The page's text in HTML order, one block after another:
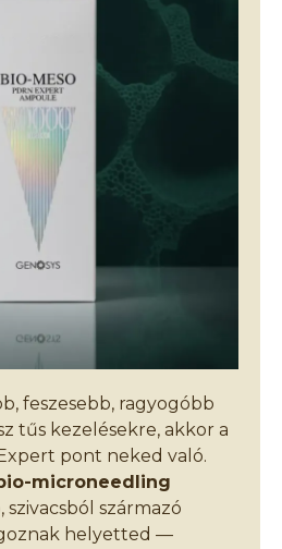
feszesebb, ragyogóbb
tűs kezelésekre, akkor a
pont neked való.
microneedling
szivacsból származó
helyetted —